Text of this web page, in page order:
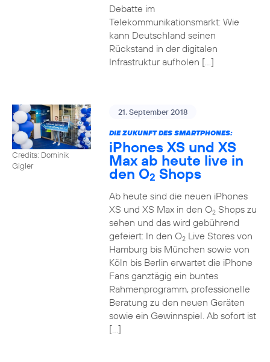
Debatte im
Telekommunikationsmarkt: Wie
kann Deutschland seinen
Rückstand in der digitalen
Infrastruktur aufholen […]
Credits: Dominik
Gigler
21. September 2018
DIE ZUKUNFT DES SMARTPHONES:
iPhones XS und XS
Max ab heute live in
den O2 Shops
Ab heute sind die neuen iPhones
XS und XS Max in den O2Shops zu
sehen und das wird gebührend
gefeiert: In den O2Live Stores von
Hamburg bis München sowie von
Köln bis Berlin erwartet die iPhone
Fans ganztägig ein buntes
Rahmenprogramm, professionelle
Beratung zu den neuen Geräten
sowie ein Gewinnspiel. Ab sofort ist
[…]